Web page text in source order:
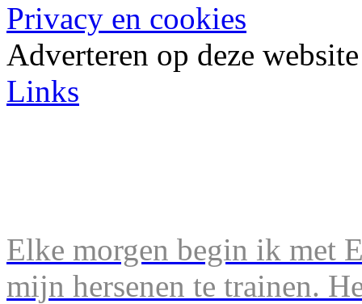
Privacy en cookies
Adverteren op deze website
Links
Elke morgen begin ik met
mijn hersenen te trainen.